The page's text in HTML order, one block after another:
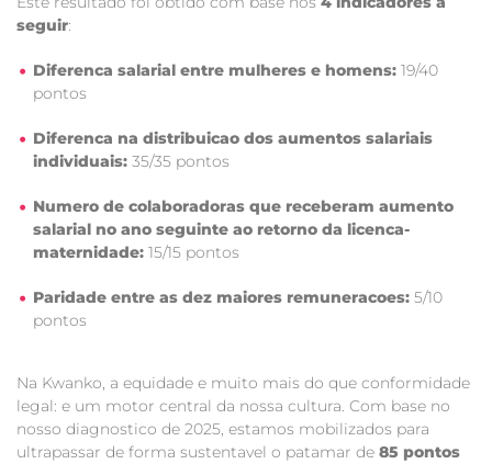
seguir:
Diferenca salarial entre mulheres e homens: 19/40
pontos
Diferenca na distribuicao dos aumentos salariais
individuais: 35/35 pontos
Numero de colaboradoras que receberam aumento
salarial no ano seguinte ao retorno da licenca-
maternidade: 15/15 pontos
Paridade entre as dez maiores remuneracoes: 5/10
pontos
Na Kwanko, a equidade e muito mais do que conformidade
legal: e um motor central da nossa cultura. Com base no
nosso diagnostico de 2025, estamos mobilizados para
ultrapassar de forma sustentavel o patamar de 85 pontos